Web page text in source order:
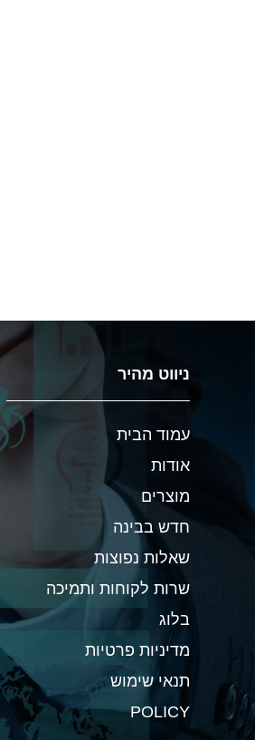
ניווט מהיר
עמוד הבית
אודות
מוצרים
חדש בבינה
שאלות נפוצות
שרות לקוחות ותמיכה
בלוג
מדיניות פרטיות
תנאי שימוש
POLICY